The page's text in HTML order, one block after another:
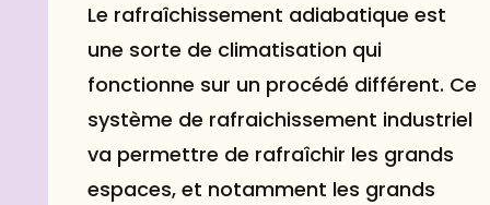
Le rafraîchissement adiabatique est
une sorte de climatisation qui
fonctionne sur un procédé différent. Ce
système de rafraichissement industriel
va permettre de rafraîchir les grands
espaces, et notamment les grands